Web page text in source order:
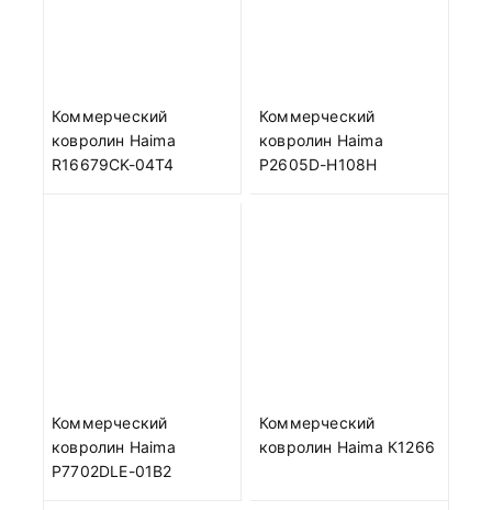
Коммерческий
ковролин Haima
R16679CK-04T4
Коммерческий
ковролин Haima
P2605D-H108H
Коммерческий
ковролин Haima
P7702DLE-01B2
Коммерческий
ковролин Haima К1266